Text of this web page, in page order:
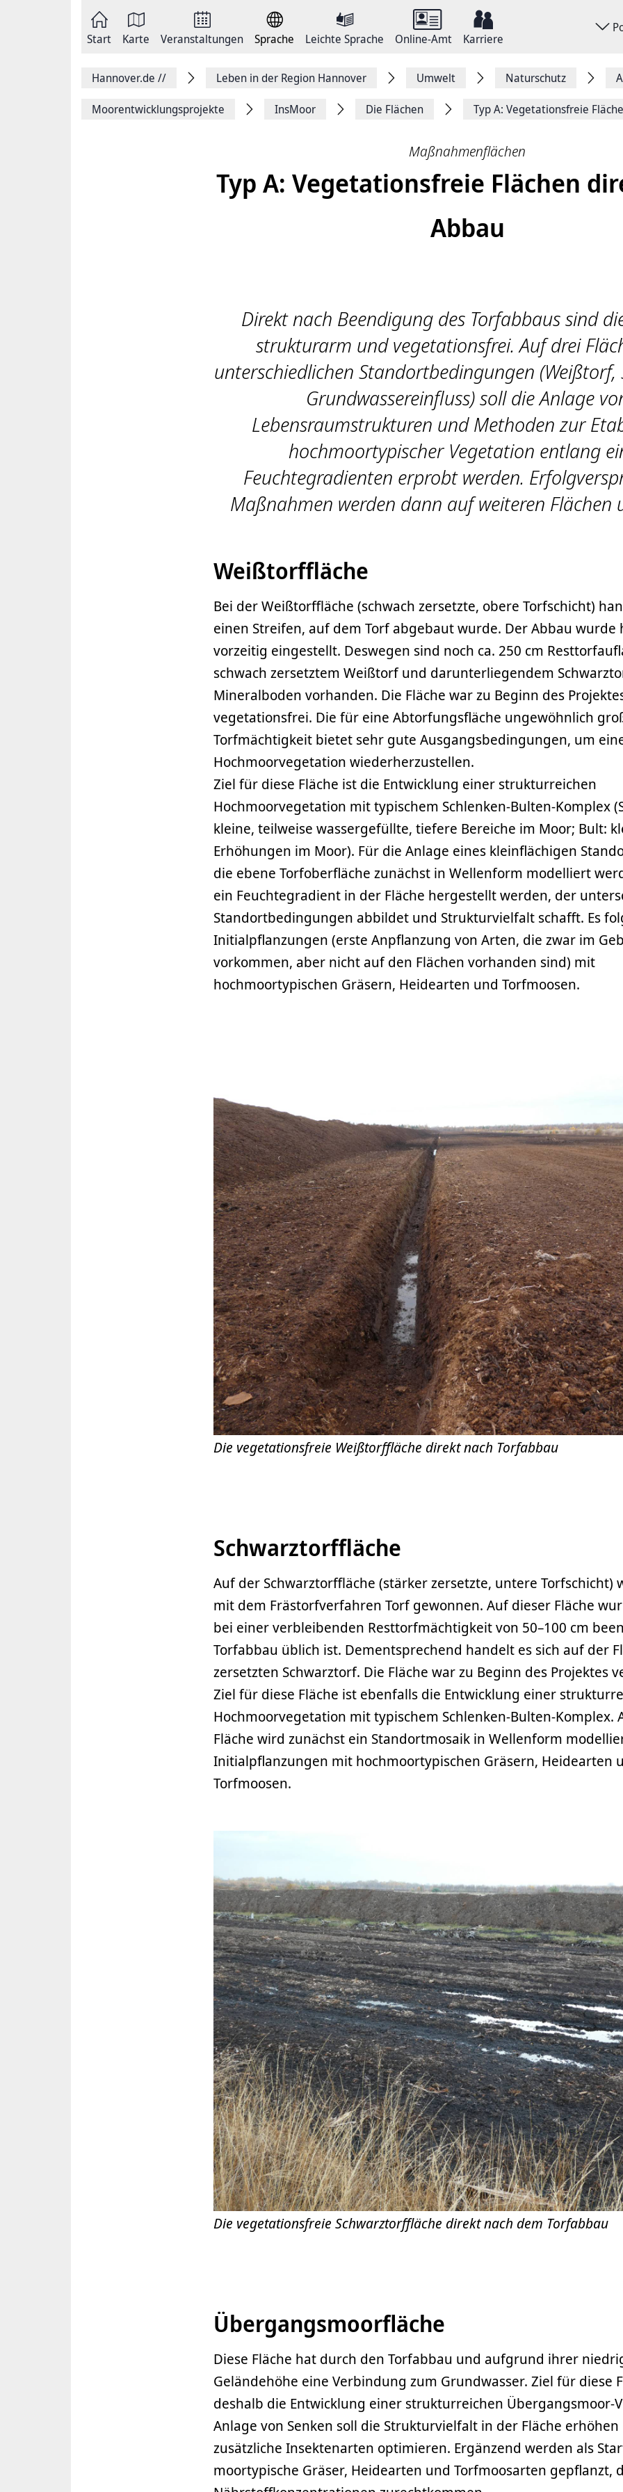
Start Karte Veranstaltungen Sprache Leichte Sprache Online-Amt Karriere
Hannover.de // Leben in der Region Hannover Umwelt Naturschutz
Moorentwicklungsprojekte InsMoor Die Flächen Typ A: Vegetationsfreie
Maßnahmenflächen
Typ A: Vegetationsfreie Flächen
Abbau
Direkt nach Beendigung des Torfabbaus sind
strukturarm und vegetationsfrei. Auf drei
unterschiedlichen Standortbedingungen (Weißtorf,
Grundwassereinfluss) soll die Anlage
Lebensraumstrukturen und Methoden zur
hochmoortypischer Vegetation entlang
Feuchtegradienten erprobt werden.
Maßnahmen werden dann auf weiteren Flächen
Weißtorffläche
Bei der Weißtorffläche (schwach zersetzte, obere Torfschicht)
einen Streifen, auf dem Torf abgebaut wurde. Der Abbau wurde
vorzeitig eingestellt. Deswegen sind noch ca. 250 cm
schwach zersetztem Weißtorf und darunterliegendem
Mineralboden vorhanden. Die Fläche war zu Beginn des
vegetationsfrei. Die für eine Abtorfungsfläche ungewöhnlich
Torfmächtigkeit bietet sehr gute Ausgangsbedingungen, um
Hochmoorvegetation wiederherzustellen.
Ziel für diese Fläche ist die Entwicklung einer strukturreichen
Hochmoorvegetation mit typischem Schlenken-Bulten-Komplex
kleine, teilweise wassergefüllte, tiefere Bereiche im Moor; Bult:
Erhöhungen im Moor). Für die Anlage eines kleinflächigen
die ebene Torfoberfläche zunächst in Wellenform modelliert
ein Feuchtegradient in der Fläche hergestellt werden, der
Standortbedingungen abbildet und Strukturvielfalt schafft. Es
Initialpflanzungen (erste Anpflanzung von Arten, die zwar im
vorkommen, aber nicht auf den Flächen vorhanden sind) mit
hochmoortypischen Gräsern, Heidearten und Torfmoosen.
Die vegetationsfreie Weißtorffläche direkt nach Torfabbau
Schwarztorffläche
Auf der Schwarztorffläche (stärker zersetzte, untere Torfschicht)
mit dem Frästorfverfahren Torf gewonnen. Auf dieser Fläche
bei einer verbleibenden Resttorfmächtigkeit von 50–100 cm
Torfabbau üblich ist. Dementsprechend handelt es sich auf der
zersetzten Schwarztorf. Die Fläche war zu Beginn des Projektes
Ziel für diese Fläche ist ebenfalls die Entwicklung einer
Hochmoorvegetation mit typischem Schlenken-Bulten-Komplex.
Fläche wird zunächst ein Standortmosaik in Wellenform
Initialpflanzungen mit hochmoortypischen Gräsern, Heidearten
Torfmoosen.
Die vegetationsfreie Schwarztorffläche direkt nach dem Torfabbau
Übergangsmoorfläche
Diese Fläche hat durch den Torfabbau und aufgrund ihrer
Geländehöhe eine Verbindung zum Grundwasser. Ziel für diese
deshalb die Entwicklung einer strukturreichen Übergangsmoor-
Anlage von Senken soll die Strukturvielfalt in der Fläche
zusätzliche Insektenarten optimieren. Ergänzend werden als
moortypische Gräser, Heidearten und Torfmoosarten gepflanzt,